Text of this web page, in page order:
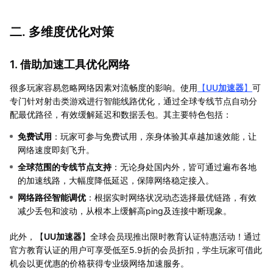
二. 多维度优化对策
1. 借助加速工具优化网络
很多玩家容易忽略网络因素对流畅度的影响。使用 【UU加速器】 可
专门针对射击类游戏进行智能线路优化，通过全球专线节点自动分
配最优路径，有效缓解延迟和数据丢包。其主要特色包括：
免费试用 ：玩家可参与免费试用，亲身体验其卓越加速效能，让
网络速度即刻飞升。
全球范围的专线节点支持：无论身处国内外，皆可通过遍布各地
的加速线路，大幅度降低延迟，保障网络稳定接入。
网络路径智能调优：根据实时网络状况动态选择最优链路，有效
减少丢包和波动，从根本上缓解高ping及连接中断现象。
此外，【UU加速器】全球会员现推出限时教育认证特惠活动！通过
官方教育认证的用户可享受低至5.9折的会员折扣，学生玩家可借此
机会以更优惠的价格获得专业级网络加速服务。